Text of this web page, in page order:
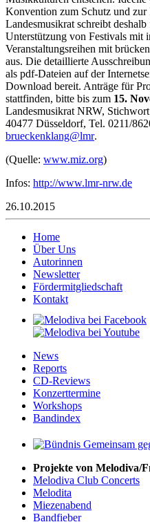
Konvention zum Schutz und
Landesmusikrat schreibt
Unterstützung von Festivals mit
Veranstaltungsreihen mit
aus. Die detaillierte
als pdf-Dateien auf der
Download bereit. Anträge für
stattfinden, bitte bis zum 15.
Landesmusikrat NRW,
40477 Düsseldorf, Tel. 0211/
rml
@gnal
knekc
eurb
.
(Quelle: www.miz.org)
Infos: http://www.lmr-nrw.de
26.10.2015
Home
Über Uns
Autorinnen
Newsletter
Fördermitgliedschaft
Kontakt
News
Reports
CD-Reviews
Konzerttermine
Workshops
Bandindex
Projekte von Melodiva/
Melodiva Club Concerts
Melodita
Miezenabend
Bandfieber